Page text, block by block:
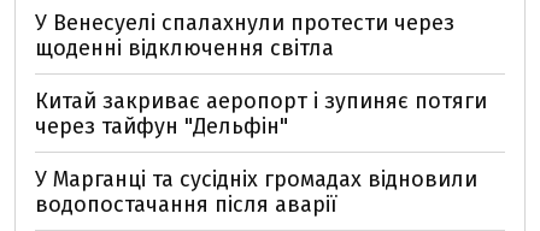
У Венесуелі спалахнули протести через
щоденні відключення світла
Китай закриває аеропорт і зупиняє потяги
через тайфун "Дельфін"
У Марганці та сусідніх громадах відновили
водопостачання після аварії